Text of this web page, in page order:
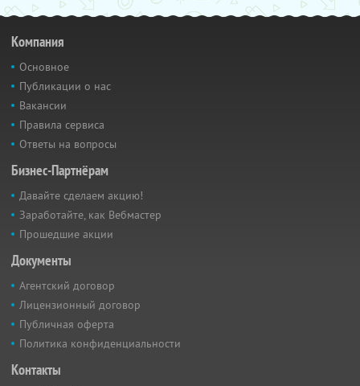
Компания
Основное
Публикации о нас
Вакансии
Правила сервиса
Ответы на вопросы
Бизнес-Партнёрам
Давайте сделаем акцию!
Заработайте, как Вебмастер
Прошедшие акции
Документы
Агентский договор
Лицензионный договор
Публичная оферта
Политика конфиденциальности
Контакты